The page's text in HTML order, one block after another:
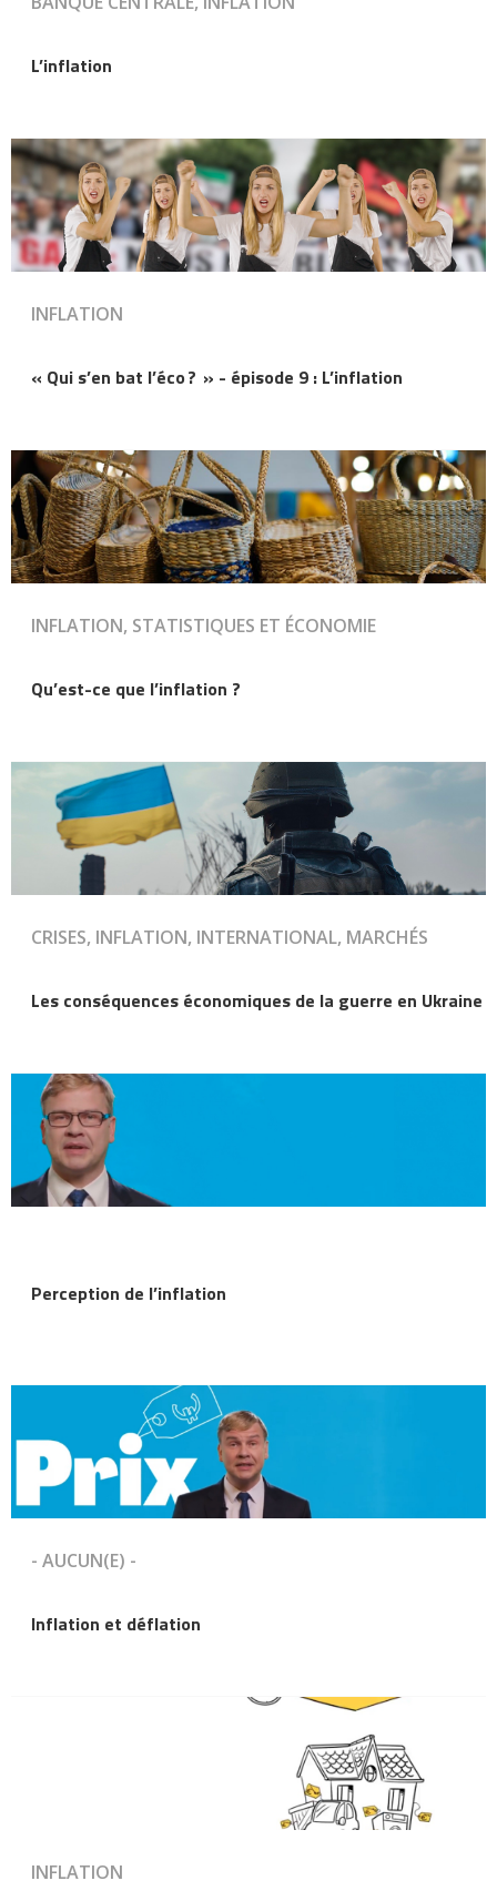
L’inflation
INFLATION
« Qui s’en bat l’éco ? » - épisode 9 : L’inflation
INFLATION, STATISTIQUES ET ÉCONOMIE
Qu’est-ce que l’inflation ?
CRISES, INFLATION, INTERNATIONAL, MARCHÉS
Les conséquences économiques de la guerre en Ukraine
Perception de l’inflation
- AUCUN(E) -
Inflation et déflation
INFLATION